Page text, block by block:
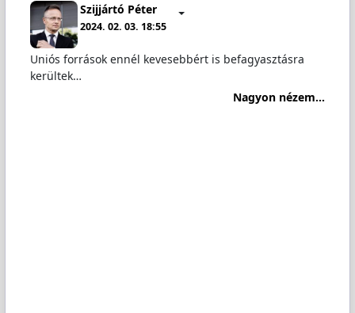
Szijjártó Péter
2024. 02. 03. 18:55
Uniós források ennél kevesebbért is befagyasztásra
kerültek…
Nagyon nézem...